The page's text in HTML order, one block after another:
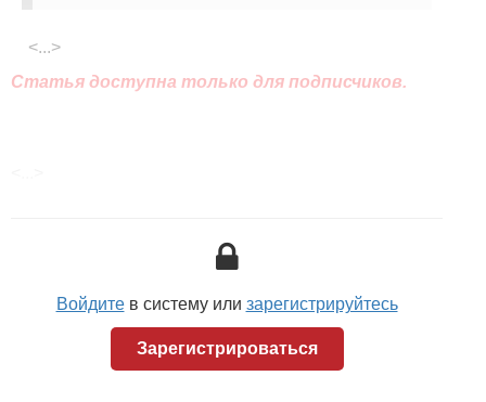
<...>
Статья доступна только для подписчиков.
Войдитев систему или зарегистрируйтесь
Зарегистрироваться